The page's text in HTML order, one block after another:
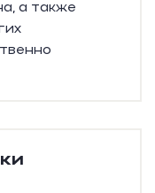
а также